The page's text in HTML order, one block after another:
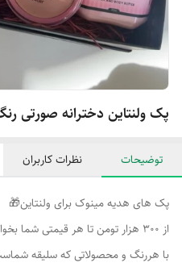
پک ولنتاین دخترانه صورتی
توضیحات نظرات کاربران
پک های هدیه مینوک برای ولنتاین🎁
از ۳۰۰ هزار تومن تا هر قیمتی شما بخواین💵
با هررنگ و محصولاتی که سلیقه